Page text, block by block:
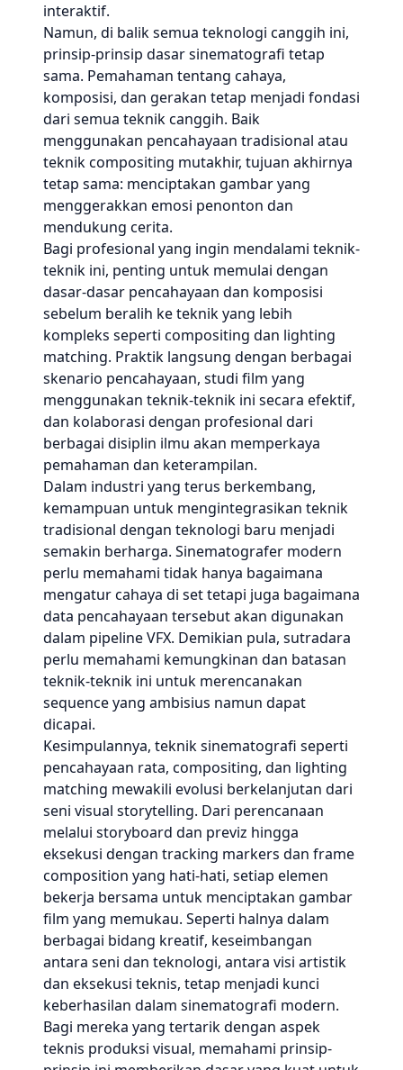
interaktif.
Namun, di balik semua teknologi canggih ini,
prinsip-prinsip dasar sinematografi tetap
sama. Pemahaman tentang cahaya,
komposisi, dan gerakan tetap menjadi fondasi
dari semua teknik canggih. Baik
menggunakan pencahayaan tradisional atau
teknik compositing mutakhir, tujuan akhirnya
tetap sama: menciptakan gambar yang
menggerakkan emosi penonton dan
mendukung cerita.
Bagi profesional yang ingin mendalami teknik-
teknik ini, penting untuk memulai dengan
dasar-dasar pencahayaan dan komposisi
sebelum beralih ke teknik yang lebih
kompleks seperti compositing dan lighting
matching. Praktik langsung dengan berbagai
skenario pencahayaan, studi film yang
menggunakan teknik-teknik ini secara efektif,
dan kolaborasi dengan profesional dari
berbagai disiplin ilmu akan memperkaya
pemahaman dan keterampilan.
Dalam industri yang terus berkembang,
kemampuan untuk mengintegrasikan teknik
tradisional dengan teknologi baru menjadi
semakin berharga. Sinematografer modern
perlu memahami tidak hanya bagaimana
mengatur cahaya di set tetapi juga bagaimana
data pencahayaan tersebut akan digunakan
dalam pipeline VFX. Demikian pula, sutradara
perlu memahami kemungkinan dan batasan
teknik-teknik ini untuk merencanakan
sequence yang ambisius namun dapat
dicapai.
Kesimpulannya, teknik sinematografi seperti
pencahayaan rata, compositing, dan lighting
matching mewakili evolusi berkelanjutan dari
seni visual storytelling. Dari perencanaan
melalui storyboard dan previz hingga
eksekusi dengan tracking markers dan frame
composition yang hati-hati, setiap elemen
bekerja bersama untuk menciptakan gambar
film yang memukau. Seperti halnya dalam
berbagai bidang kreatif, keseimbangan
antara seni dan teknologi, antara visi artistik
dan eksekusi teknis, tetap menjadi kunci
keberhasilan dalam sinematografi modern.
Bagi mereka yang tertarik dengan aspek
teknis produksi visual, memahami prinsip-